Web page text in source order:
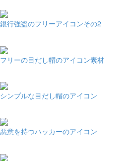
銀行強盗のフリーアイコンその2
フリーの目だし帽のアイコン素材
シンプルな目だし帽のアイコン
悪意を持つハッカーのアイコン